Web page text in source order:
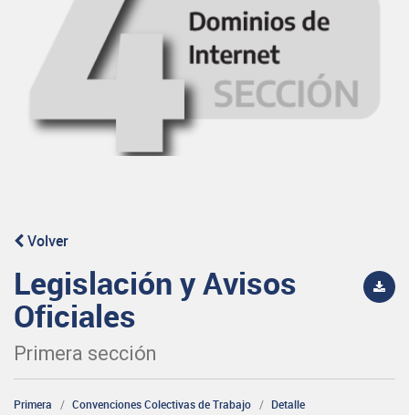
Volver
Legislación y Avisos
Oficiales
Primera sección
Primera Convenciones Colectivas de Trabajo Detalle